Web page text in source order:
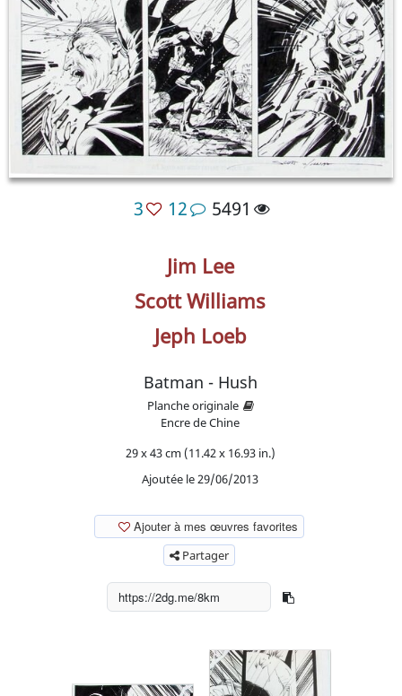
3 12 5491
Jim Lee
Scott Williams
Jeph Loeb
Batman - Hush
Planche originale
Encre de Chine
29 x 43 cm (11.42 x 16.93 in.)
Ajoutée le 29/06/2013
Ajouter à mes œuvres favorites
Partager